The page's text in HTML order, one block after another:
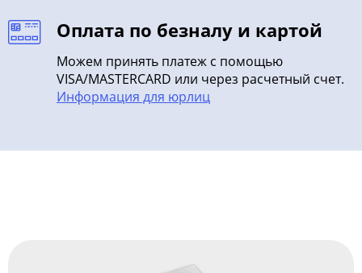
Оплата по безналу и картой
Можем принять платеж с помощью
VISA/MASTERCARD или через расчетный счет.
Информация для юрлиц